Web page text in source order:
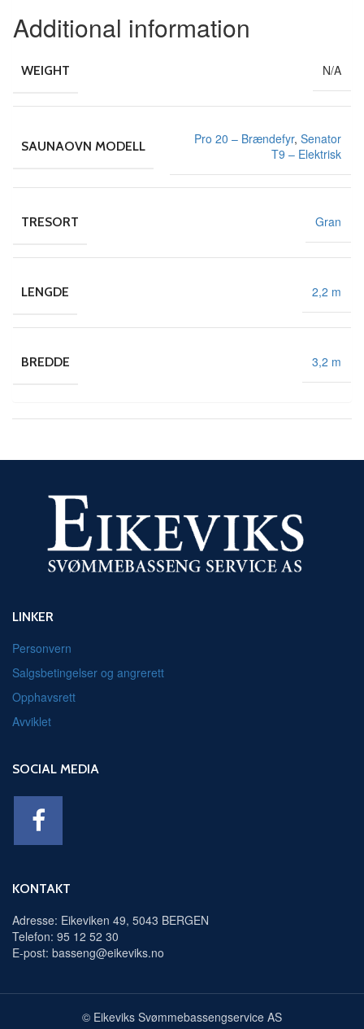
Additional information
WEIGHT N/A
SAUNAOVN MODELL Pro 20 – Brændefyr, Senator
T9 – Elektrisk
TRESORT Gran
LENGDE 2,2 m
BREDDE 3,2 m
LINKER
Personvern
Salgsbetingelser og angrerett
Opphavsrett
Avviklet
SOCIAL MEDIA
KONTAKT
Adresse: Eikeviken 49, 5043 BERGEN
Telefon: 95 12 52 30
E-post: basseng@eikeviks.no
© Eikeviks Svømmebassengservice AS